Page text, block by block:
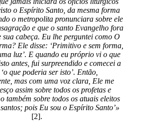
o Espírito Santo, da mesma forma
o metropolita pronunciara sobre ele
e que o santo Evangelho fora
sua cabeça. Eu lhe perguntei como O
Ele disse: ‘Primitivo e sem forma,
luz’. E quando eu próprio vi o que
antes, fui surpreendido e comecei a
que poderia ser isto’. Então,
mas com uma voz clara, Ele me
assim sobre todos os profetas e
também sobre todos os atuais eleitos
pois Eu sou o Espírito Santo’»
[2].